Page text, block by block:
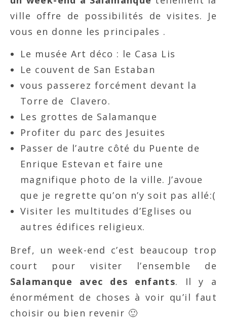
ville offre de possibilités de visites. Je
vous en donne les principales .
Le musée Art déco : le Casa Lis
Le couvent de San Estaban
vous passerez forcément devant la
Torre de Clavero.
Les grottes de Salamanque
Profiter du parc des Jesuites
Passer de l’autre côté du Puente de
Enrique Estevan et faire une
magnifique photo de la ville. J’avoue
que je regrette qu’on n’y soit pas allé:(
Visiter les multitudes d’Eglises ou
autres édifices religieux.
Bref, un week-end c’est beaucoup trop
court pour visiter l’ensemble de
Salamanque avec des enfants. Il y a
énormément de choses à voir qu’il faut
choisir ou bien revenir 🙂